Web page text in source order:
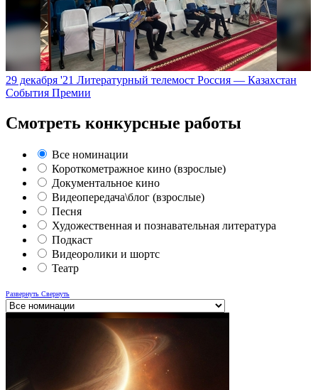
29 декабря '21 Литературный телемост Россия — Казахстан
События Премии
Смотреть конкурсные работы
Все номинации
Короткометражное кино (взрослые)
Документальное кино
Видеопередача\блог (взрослые)
Песня
Художественная и познавательная литература
Подкаст
Видеоролики и шортс
Театр
Развернуть Свернуть